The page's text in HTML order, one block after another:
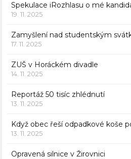
Spekulace iRozhlasu o mé
19. 11. 2025
Zamyšlení nad studentským
17. 11. 2025
ZUŠ v Horáckém divadle
14. 11. 2025
Reportáž 50 tisíc zhlédnutí
13. 11. 2025
Když obec řeší odpadkové koše
13. 11. 2025
Opravená silnice v Žirovnici